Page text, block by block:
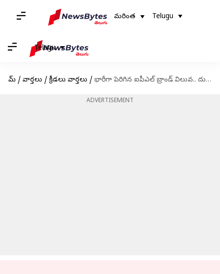
మరింత Telugu
Telugu
హోమ్ / వార్తలు / క్రీడలు వార్తలు / భారీగా పెరిగిన ఐపీఎల్ బ్రాండ్ విలువ.. దుమ్మురేపుతున్న చెన్నైసూపర్ కింగ్స్
ADVERTISEMENT